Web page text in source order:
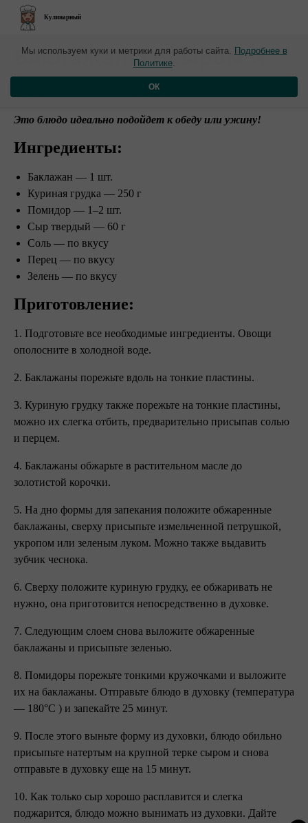
Кулинарный
Баклажаны с сыром и
куриной грудкой
Это блюдо идеально подойдет к обеду или ужину!
Ингредиенты:
Баклажан — 1 шт.
Куриная грудка — 250 г
Помидор — 1–2 шт.
Сыр твердый — 60 г
Соль — по вкусу
Перец — по вкусу
Зелень — по вкусу
Приготовление:
1. Подготовьте все необходимые ингредиенты. Овощи
ополосните в холодной воде.
2. Баклажаны порежьте вдоль на тонкие пластины.
3. Куриную грудку также порежьте на тонкие пластины,
можно их слегка отбить, предварительно присыпав солью
и перцем.
4. Баклажаны обжарьте в растительном масле до
золотистой корочки.
5. На дно формы для запекания положите обжаренные
баклажаны, сверху присыпьте измельченной петрушкой,
укропом или зеленым луком. Можно также выдавить
зубчик чеснока.
6. Сверху положите куриную грудку, ее обжаривать не
нужно, она приготовится непосредственно в духовке.
7. Следующим слоем снова выложите обжаренные
баклажаны и присыпьте зеленью.
8. Помидоры порежьте тонкими кружочками и выложите
их на баклажаны. Отправьте блюдо в духовку (температура
— 180°C ) и запекайте 25 минут.
9. После этого выньте форму из духовки, блюдо обильно
присыпьте натертым на крупной терке сыром и снова
отправьте в духовку еще на 15 минут.
10. Как только сыр хорошо расплавится и слегка
поджарится, блюдо можно вынимать из духовки. Дайте
Мы используем куки и метрики для работы сайта. Подробнее в
Политике.
ОК